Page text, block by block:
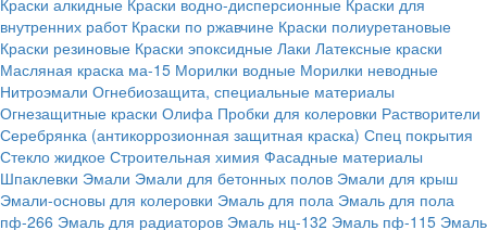
Краски алкидные Краски водно-дисперсионные Краски для
внутренних работ Краски по ржавчине Краски полиуретановые
Краски резиновые Краски эпоксидные Лаки Латексные краски
Масляная краска ма-15 Морилки водные Морилки неводные
Нитроэмали Огнебиозащита, специальные материалы
Огнезащитные краски Олифа Пробки для колеровки Растворители
Серебрянка (антикоррозионная защитная краска) Спец покрытия
Стекло жидкое Строительная химия Фасадные материалы
Шпаклевки Эмали Эмали для бетонных полов Эмали для крыш
Эмали-основы для колеровки Эмаль для пола Эмаль для пола
пф-266 Эмаль для радиаторов Эмаль нц-132 Эмаль пф-115 Эмаль